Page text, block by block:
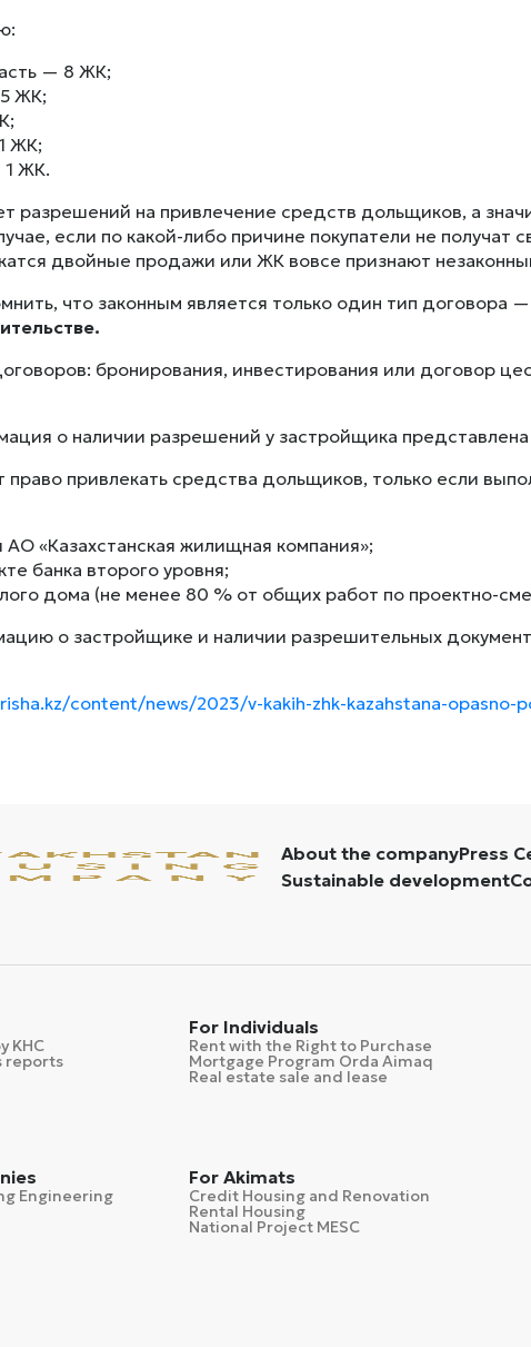
— 8 ЖК;
ЖК;
ЖК;
1 ЖК.
разрешений на привлечение средств дольщиков, а
если по какой-либо причине покупатели не
двойные продажи или ЖК вовсе признают
что законным является только один тип договора —
бронирования, инвестирования или договор
о наличии разрешений у застройщика
привлекать средства дольщиков, только если
АО «Казахстанская жилищная компания»;
банка второго уровня;
дома (не менее 80 % от общих работ по проектно-
о застройщике и наличии разрешительных
content/news/2023/v-kakih-zhk-kazahstana-opasno-
About the companyPress
Sustainable development
KHC
reports
For Individuals
Rent with the Right to Purchase
Mortgage Program Orda Aimaq
Real estate sale and lease
Engineering
For Akimats
Credit Housing and Renovation
Rental Housing
National Project MESC